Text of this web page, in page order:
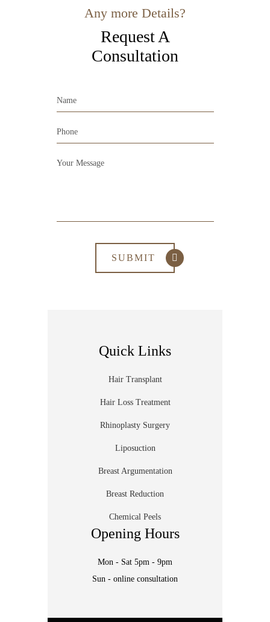
Any more Details?
Request A
Consultation
Quick Links
Hair Transplant
Hair Loss Treatment
Rhinoplasty Surgery
Liposuction
Breast Argumentation
Breast Reduction
Chemical Peels
Opening Hours
Mon - Sat 5pm - 9pm
Sun - online consultation